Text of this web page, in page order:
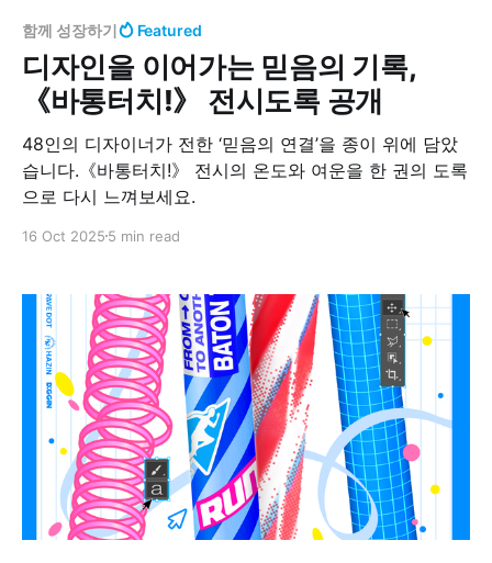
함께 성장하기 Featured
디자인을 이어가는 믿음의 기록,
《바통터치!》 전시도록 공개
48인의 디자이너가 전한 ‘믿음의 연결’을 종이 위에 담았
습니다.《바통터치!》 전시의 온도와 여운을 한 권의 도록
으로 다시 느껴보세요.
16 Oct 2025 5 min read